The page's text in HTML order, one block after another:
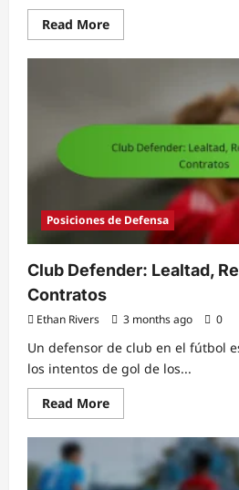
Read MoreRead
more
Entrenador
entrenamiento,
Análisis
Posiciones de Defensa
Club Defender: Lealtad,
Contratos
Ethan Rivers 3 months ago 0
Un defensor de club en el fútbol
los intentos de gol de los...
Read MoreRead
more
Club
Defender:
Lealtad,
Rendimiento,